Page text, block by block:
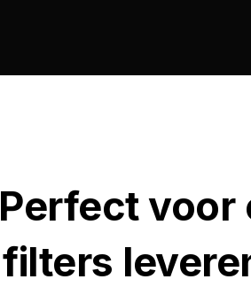
Perfect voor
filters